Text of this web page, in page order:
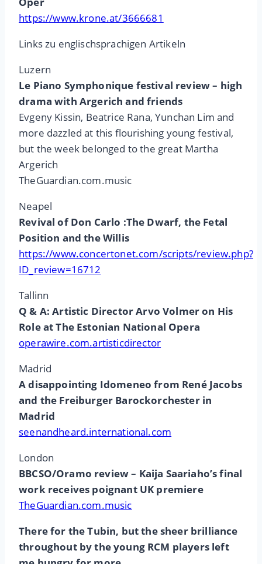
https://www.krone.at/3666681
Links zu englischsprachigen Artikeln
Luzern
Le Piano Symphonique festival review – high
drama with Argerich and friends
Evgeny Kissin, Beatrice Rana, Yunchan Lim and
more dazzled at this flourishing young festival,
but the week belonged to the great Martha
Argerich
TheGuardian.com.music
Neapel
Revival of Don Carlo :The Dwarf, the Fetal
Position and the Willis
https://www.concertonet.com/scripts/review.php?
ID_review=16712
Tallinn
Q & A: Artistic Director Arvo Volmer on His
Role at The Estonian National Opera
operawire.com.artisticdirector
Madrid
A disappointing Idomeneo from René Jacobs
and the Freiburger Barockorchester in
Madrid
seenandheard.international.com
London
BBCSO/Oramo review – Kaija Saariaho’s final
work receives poignant UK premiere
TheGuardian.com.music
There for the Tubin, but the sheer brilliance
throughout by the young RCM players left